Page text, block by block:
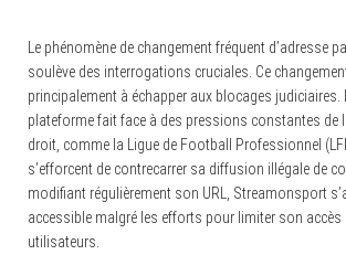
Le phénomène de changement fréquent d’adresse
soulève des interrogations cruciales. Ce
principalement à échapper aux blocages judiciaires.
plateforme fait face à des pressions constantes de
droit, comme la Ligue de Football Professionnel
s’efforcent de contrecarrer sa diffusion illégale de
modifiant régulièrement son URL, Streamonsport
accessible malgré les efforts pour limiter son accès
utilisateurs.